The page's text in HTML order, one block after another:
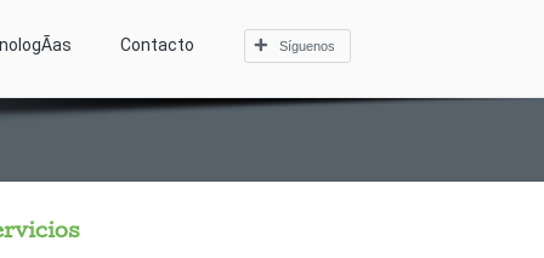
Síguenos
Contacto